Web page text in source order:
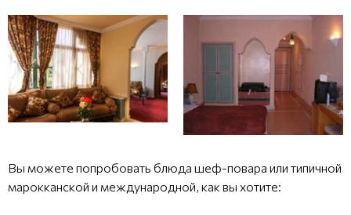
Вы можете попробовать блюда шеф-повара или типичной
марокканской и международной, как вы хотите: